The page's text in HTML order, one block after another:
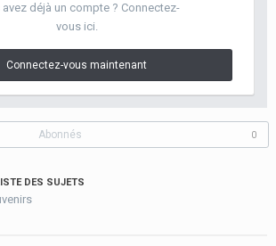
avez déjà un compte ? Connectez-
vous ici.
Connectez-vous maintenant
Abonnés 0
DES SUJETS